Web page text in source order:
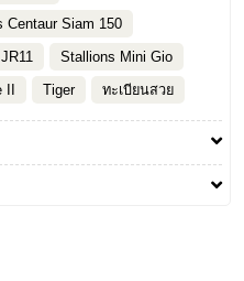
Centaur Siam 150
Stallions Mini Gio
Tiger ทะเบียนสวย